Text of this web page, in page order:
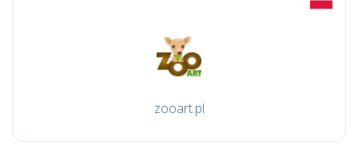
zooart.pl